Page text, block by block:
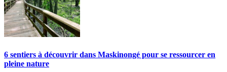
6 sentiers à découvrir dans Maskinongé pour se ressourcer en
pleine nature